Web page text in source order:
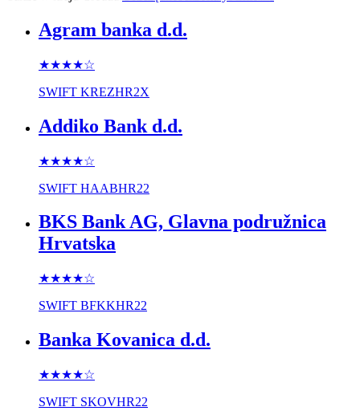
Agram banka d.d.
★★★★☆
SWIFT KREZHR2X
Addiko Bank d.d.
★★★★☆
SWIFT HAABHR22
BKS Bank AG, Glavna podružnica
Hrvatska
★★★★☆
SWIFT BFKKHR22
Banka Kovanica d.d.
★★★★☆
SWIFT SKOVHR22